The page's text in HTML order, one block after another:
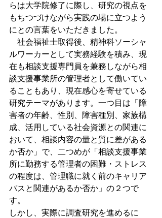
らは大学院修了に際し、研究の視点を
もちつづけながら実践の場に立つよう
にとの言葉をいただきました。
社会福祉士取得後、精神科ソーシャ
ルワーカーとして実務経験を積み、現
在も相談支援専門員を兼務しながら相
談支援事業所の管理者として働いてい
ることもあり、現在感心を寄せている
研究テーマがあります。一つ目は「障
害者の年齢、性別、障害種別、家族構
成、活用している社会資源との関連に
おいて、相談内容の量と質に差がある
か否か」で、二つめが「相談支援事業
所に勤務する管理者の困難・ストレス
の程度は、管理職に就く前のキャリア
パスと関連があるか否か」の２つで
す。
しかし、実際に調査研究を進めるに